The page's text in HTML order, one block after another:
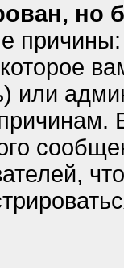
но
или